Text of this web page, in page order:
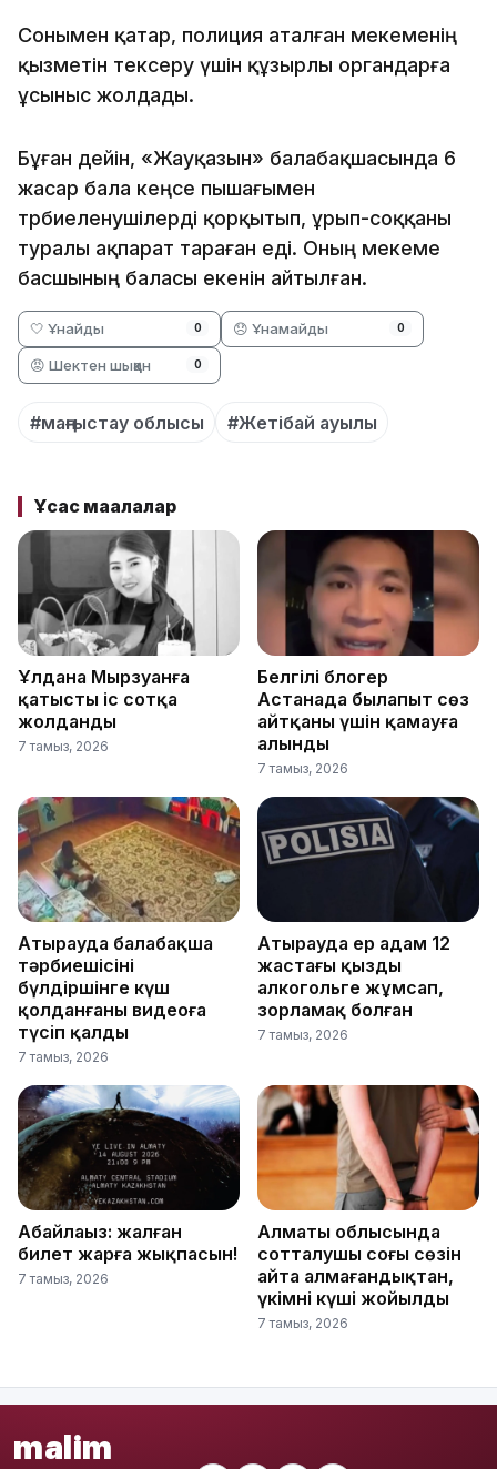
Сонымен қатар, полиция аталған мекеменің
қызметін тексеру үшін құзырлы органдарға
ұсыныс жолдады.
Бұған дейін, «Жауқазын» балабақшасында 6
жасар бала кеңсе пышағымен
тәрбиеленушілерді қорқытып, ұрып-соққаны
туралы ақпарат тараған еді. Оның мекеме
басшының баласы екенін айтылған.
🤍 Ұнайды 0 😞 Ұнамайды 0
😡 Шектен шыққан 0
#маңғыстау облысы #Жетібай ауылы
Ұқсас мақалалар
Ұлдана Мырзуанға
қатысты іс сотқа
жолданды
7 тамыз, 2026
Белгілі блогер
Астанада былапыт сөз
айтқаны үшін қамауға
алынды
7 тамыз, 2026
Атырауда балабақша
тәрбиешісінің
бүлдіршінге күш
қолданғаны видеоға
түсіп қалды
7 тамыз, 2026
Атырауда ер адам 12
жастағы қызды
алкогольге жұмсап,
зорламақ болған
7 тамыз, 2026
Абайлаңыз: жалған
билет жарға жықпасын!
7 тамыз, 2026
Алматы облысында
сотталушы соңғы сөзін
айта алмағандықтан,
үкімнің күші жойылды
7 тамыз, 2026
malim